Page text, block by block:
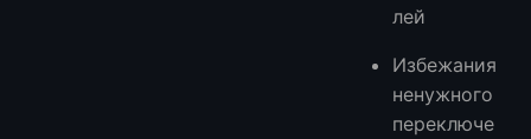
лей
Избежания
ненужного
переключе